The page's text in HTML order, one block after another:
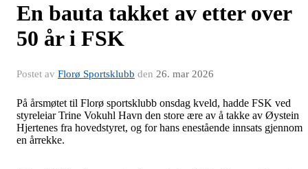
En bauta takket av etter over
50 år i FSK
Postet av Florø Sportsklubb den 26. mar 2026
På årsmøtet til Florø sportsklubb onsdag kveld, hadde FSK ved
styreleiar Trine Vokuhl Havn den store ære av å takke av Øystein
Hjertenes fra hovedstyret, og for hans enestående innsats gjennom
en årrekke.